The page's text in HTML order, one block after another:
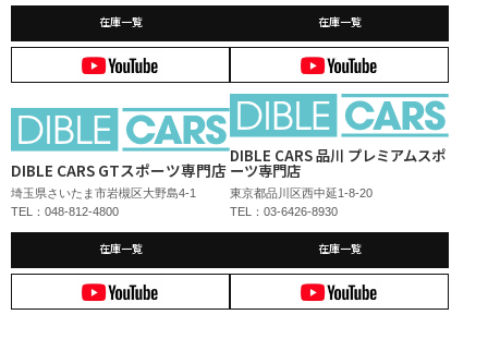
在庫一覧 在庫一覧
DIBLE CARS GTスポーツ専門店
埼玉県さいたま市岩槻区大野島4-1
TEL：048-812-4800
在庫一覧
DIBLE CARS 品川 プレミアムスポ
ーツ専門店
東京都品川区西中延1-8-20
TEL：03-6426-8930
在庫一覧